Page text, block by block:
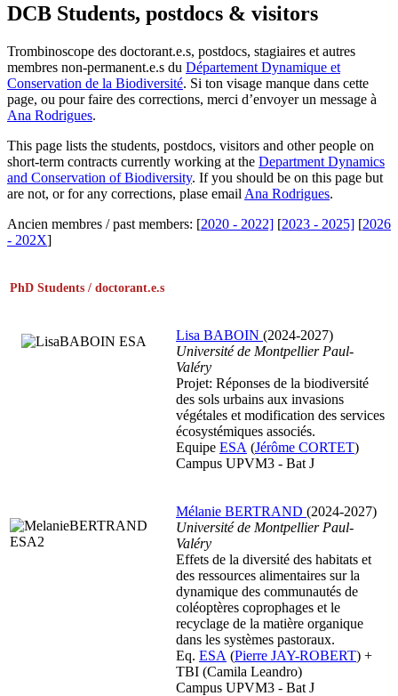
DCB Students, postdocs & visitors
Trombinoscope des doctorant.e.s, postdocs, stagiaires et autres
membres non-permanent.e.s du Département Dynamique et
Conservation de la Biodiversité. Si ton visage manque dans cette
page, ou pour faire des corrections, merci d’envoyer un message à
Ana Rodrigues.
This page lists the students, postdocs, visitors and other people on
short-term contracts currently working at the Department Dynamics
and Conservation of Biodiversity. If you should be on this page but
are not, or for any corrections, plase email Ana Rodrigues.
Ancien membres / past members: [2020 - 2022] [2023 - 2025] [2026
- 202X]
PhD Students / doctorant.e.s
Lisa BABOIN (2024-2027)
Université de Montpellier Paul-
Valéry
Projet: Réponses de la biodiversité
des sols urbains aux invasions
végétales et modification des services
écosystémiques associés.
Equipe ESA (Jérôme CORTET)
Campus UPVM3 - Bat J
Mélanie BERTRAND (2024-2027)
Université de Montpellier Paul-
Valéry
Effets de la diversité des habitats et
des ressources alimentaires sur la
dynamique des communautés de
coléoptères coprophages et le
recyclage de la matière organique
dans les systèmes pastoraux.
Eq. ESA (Pierre JAY-ROBERT) +
TBI (Camila Leandro)
Campus UPVM3 - Bat J